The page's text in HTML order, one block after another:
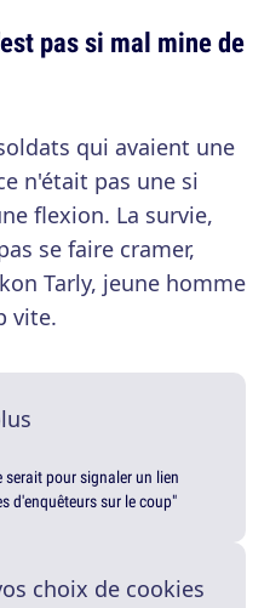
pas si mal mine de
qui avaient une
n'était pas une si
flexion. La survie,
se faire cramer,
Tarly, jeune homme
vite.
serait pour signaler un lien
d'enquêteurs sur le coup"
choix de cookies